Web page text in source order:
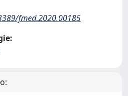
fmed.2020.00185